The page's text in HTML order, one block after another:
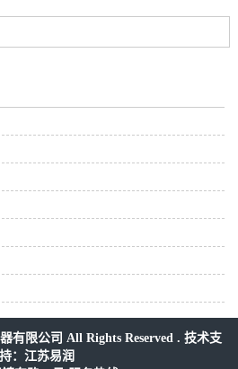
有限公司 All Rights Reserved . 技术支
持： 江苏易润